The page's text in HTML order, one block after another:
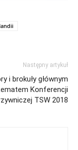
Następny artykuł
i brokuły głównym
Konferencji
TSW 2018